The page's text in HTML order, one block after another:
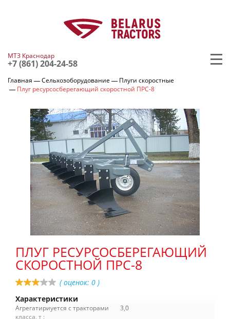
МТЗ Краснодар
+7 (861) 204-24-58
Главная Сельхозоборудование
Плуги скоростные
Плуг ресурсосберегающий скоростной ПРС-8
ПЛУГ РЕСУРСОСБЕРЕГАЮЩИЙ
СКОРОСТНОЙ ПРС-8
( оценок: 0 )
Характеристики
Агрегатириуется с тракторами
класса, т :
3,0